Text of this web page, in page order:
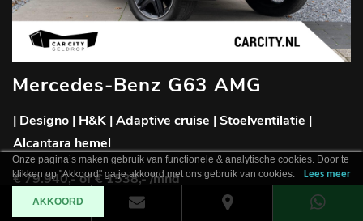
Mercedes-Benz G63 AMG
| Designo | H&K | Adaptive cruise | Stoelventilatie |
Alcantara hemel
€ 79.940,-of € 1538,- /mnd
2016-168.802 km-Benzine Automaat
Onze pagina’s maken gebruik van functionele & analytische cookies. Door te
klikken op "Akkoord" ga je akkoord met ons gebruik van cookies.
Lees meer
AKKOORD